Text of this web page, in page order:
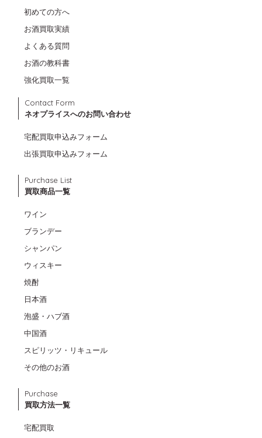
初めての方へ
お酒買取実績
よくある質問
お酒の教科書
強化買取一覧
Contact Form
ネオプライスへのお問い合わせ
宅配買取申込みフォーム
出張買取申込みフォーム
Purchase List
買取商品一覧
ワイン
ブランデー
シャンパン
ウィスキー
焼酎
日本酒
泡盛・ハブ酒
中国酒
スピリッツ・リキュール
その他のお酒
Purchase
買取方法一覧
宅配買取